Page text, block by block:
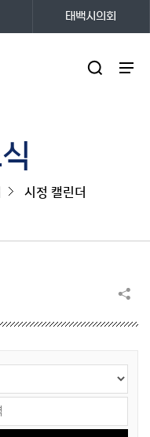
태백시의회
시정 캘린더